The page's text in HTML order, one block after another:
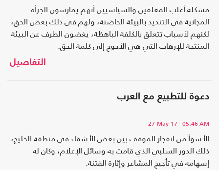
مشكلة أغلب المعلقين والسياسيين أنهم يمارسون الجرأة
المجانية في التنديد بالبيئة الحاضنة، ولهم في ذلك بعض الحق،
لكنهم لأسباب تتعلق بالكلفة الباهظة، يغضون الطرف عن البيئة
المنتجة للإرهاب التي هي الأحوج إلى كلمة الحق.
التفاصيل
دعوة للتطبيع مع العرب
27-May-17 - 05:46 AM
الأسوأ من انفجار الموقف بين بعض الأشقاء في منطقة الخليج،
ذلك الدور السلبي الذي قامت به وسائل الإعلام، وكان له
إسهامه في تأجيج المشاعر وإثارة الفتنة.